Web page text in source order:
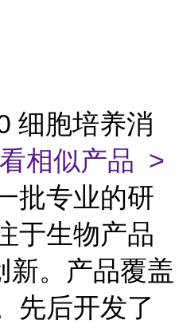
细胞培养消
相似产品 >
批专业的研
于生物产品
新。产品覆盖
先后开发了